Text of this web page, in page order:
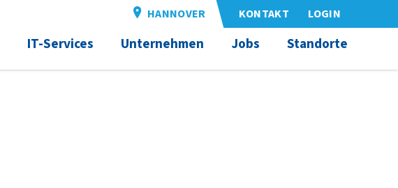
HANNOVER KONTAKT LOGIN
IT-Services Unternehmen Jobs Standorte